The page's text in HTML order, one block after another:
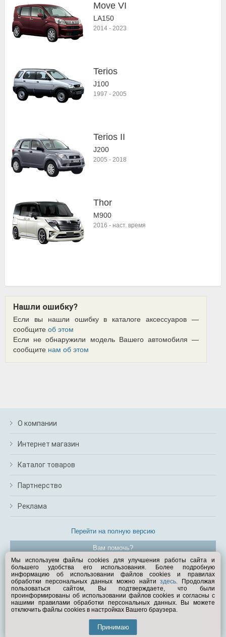
Move VI
LA150
2014 - 2023
Terios
J100
1997 - 2005
Terios II
J200
2005 - 2018
Thor
M900
2016 - наст. время
Нашли ошибку?
Если вы нашли ошибку в каталоге аксессуаров —
сообщите об этом
Если не обнаружили модель Вашего автомобиля —
сообщите нам об этом
О компании
Интернет магазин
Каталог товаров
Партнерство
Реклама
Перейти на полную версию
Вам помочь?
© Exist.ru 1998—2026
Мы используем файлы cookies для улучшения работы сайта и
большего удобства его использования. Более подробную
информацию об использовании файлов cookies и правилах
обработки персональных данных можно найтиздесь. Продолжая
пользоваться сайтом, Вы подтверждаете, что были
проинформированы об использовании файлов cookies и согласны с
нашими правилами обработки персональных данных. Вы можете
отключить файлы cookies в настройках Вашего браузера.
Принимаю